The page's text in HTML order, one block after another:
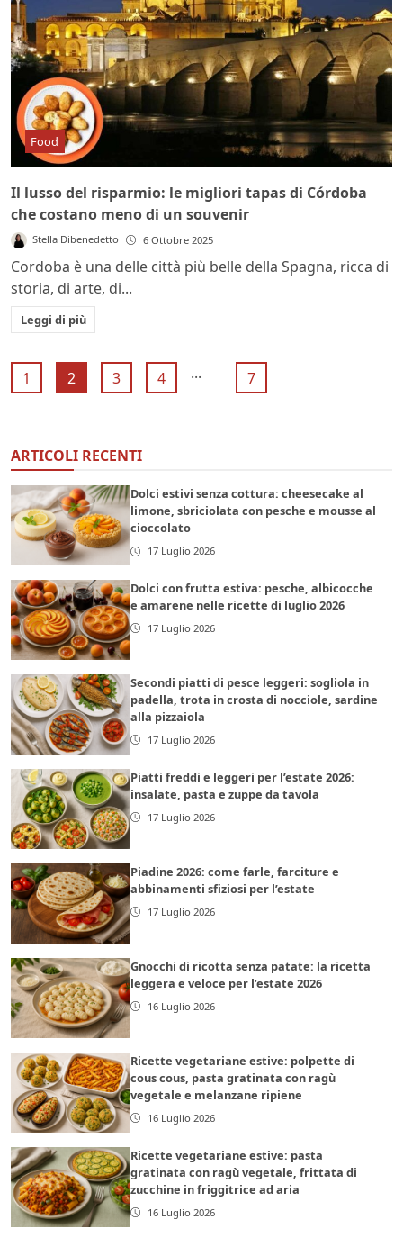
Food
Il lusso del risparmio: le migliori tapas di Córdoba
che costano meno di un souvenir
Stella Dibenedetto 6 Ottobre 2025
Cordoba è una delle città più belle della Spagna, ricca di
storia, di arte, di...
Leggi di più
1 2 3 4 ... 7
ARTICOLI RECENTI
Dolci estivi senza cottura: cheesecake al
limone, sbriciolata con pesche e mousse al
cioccolato
17 Luglio 2026
Dolci con frutta estiva: pesche, albicocche
e amarene nelle ricette di luglio 2026
17 Luglio 2026
Secondi piatti di pesce leggeri: sogliola in
padella, trota in crosta di nocciole, sardine
alla pizzaiola
17 Luglio 2026
Piatti freddi e leggeri per l’estate 2026:
insalate, pasta e zuppe da tavola
17 Luglio 2026
Piadine 2026: come farle, farciture e
abbinamenti sfiziosi per l’estate
17 Luglio 2026
Gnocchi di ricotta senza patate: la ricetta
leggera e veloce per l’estate 2026
16 Luglio 2026
Ricette vegetariane estive: polpette di
cous cous, pasta gratinata con ragù
vegetale e melanzane ripiene
16 Luglio 2026
Ricette vegetariane estive: pasta
gratinata con ragù vegetale, frittata di
zucchine in friggitrice ad aria
16 Luglio 2026